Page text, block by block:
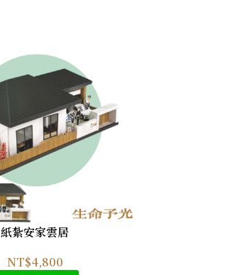
紙紮安家雲居
NT$4,800